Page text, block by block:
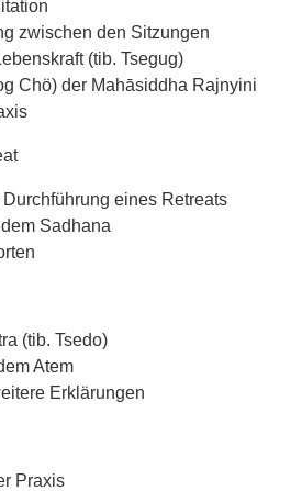
zwischen den Sitzungen
(tib. Tsegug)
Chö) der Mahāsiddha Rajnyini
eines Retreats
Sadhana
(tib. Tsedo)
Atem
Erklärungen
Praxis